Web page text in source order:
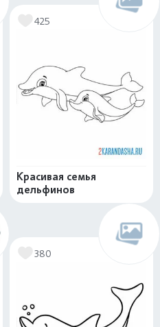
425
Красивая семья
дельфинов
380